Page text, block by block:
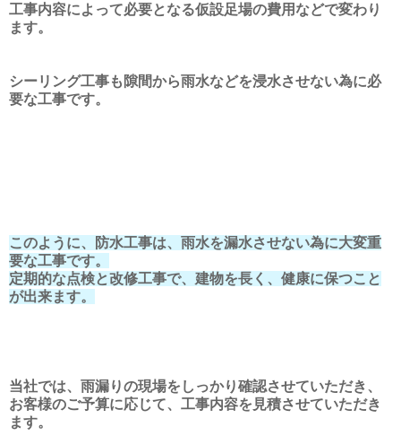
工事内容によって必要となる仮設足場の費用などで変わり
ます。
シーリング工事も隙間から雨水などを浸水させない為に必
要な工事です。
このように、防水工事は、雨水を漏水させない為に大変重
要な工事です。
定期的な点検と改修工事で、建物を長く、健康に保つこと
が出来ます。
当社では、雨漏りの現場をしっかり確認させていただき、
お客様のご予算に応じて、工事内容を見積させていただき
ます。